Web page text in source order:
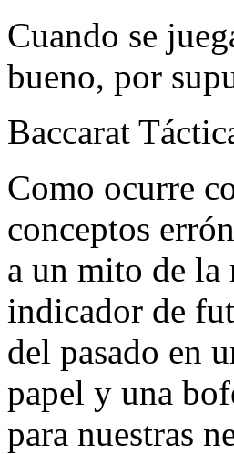
Cuando se
bueno, por
Baccarat
Como ocurre
conceptos
a un mito de la
indicador de
del pasado en
papel y una
para nuestras